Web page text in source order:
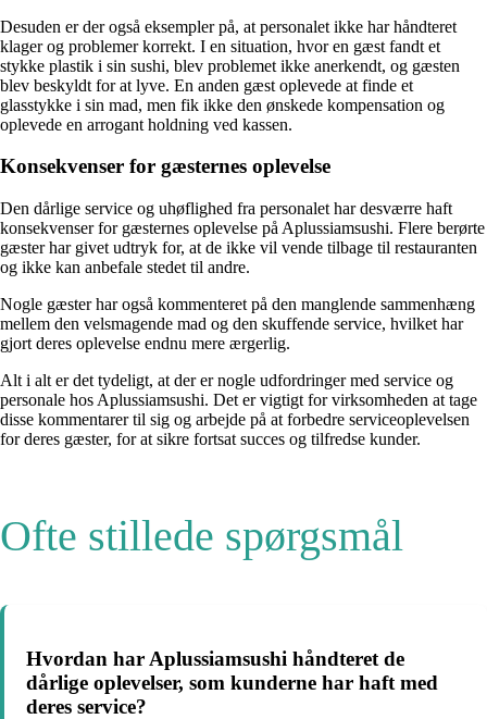
Desuden er der også eksempler på, at personalet ikke har håndteret
klager og problemer korrekt. I en situation, hvor en gæst fandt et
stykke plastik i sin sushi, blev problemet ikke anerkendt, og gæsten
blev beskyldt for at lyve. En anden gæst oplevede at finde et
glasstykke i sin mad, men fik ikke den ønskede kompensation og
oplevede en arrogant holdning ved kassen.
Konsekvenser for gæsternes oplevelse
Den dårlige service og uhøflighed fra personalet har desværre haft
konsekvenser for gæsternes oplevelse på Aplussiamsushi. Flere berørte
gæster har givet udtryk for, at de ikke vil vende tilbage til restauranten
og ikke kan anbefale stedet til andre.
Nogle gæster har også kommenteret på den manglende sammenhæng
mellem den velsmagende mad og den skuffende service, hvilket har
gjort deres oplevelse endnu mere ærgerlig.
Alt i alt er det tydeligt, at der er nogle udfordringer med service og
personale hos Aplussiamsushi. Det er vigtigt for virksomheden at tage
disse kommentarer til sig og arbejde på at forbedre serviceoplevelsen
for deres gæster, for at sikre fortsat succes og tilfredse kunder.
Ofte stillede spørgsmål
Hvordan har Aplussiamsushi håndteret de
dårlige oplevelser, som kunderne har haft med
deres service?